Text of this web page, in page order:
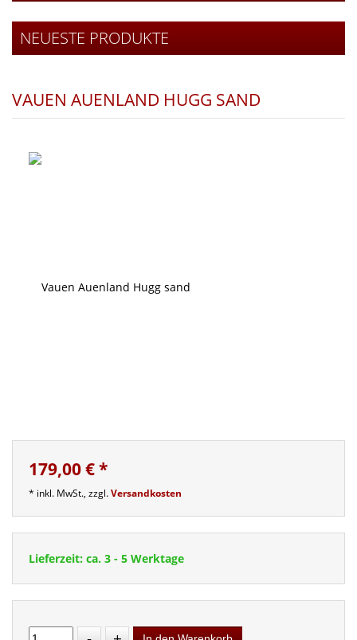
NEUESTE PRODUKTE
VAUEN AUENLAND HUGG SAND
179,00 €*
* inkl. MwSt., zzgl.Versandkosten
Lieferzeit: ca. 3 - 5 Werktage